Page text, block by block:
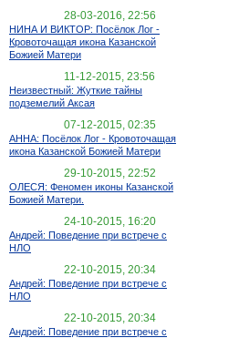
28-03-2016, 22:56
НИНА И ВИКТОР: Посёлок Лог -
Кровоточащая икона Казанской
Божией Матери
11-12-2015, 23:56
Неизвестный: Жуткие тайны
подземелий Аксая
07-12-2015, 02:35
АННА: Посёлок Лог - Кровоточащая
икона Казанской Божией Матери
29-10-2015, 22:52
ОЛЕСЯ: Феномен иконы Казанской
Божией Матери.
24-10-2015, 16:20
Андрей: Поведение при встрече с
НЛО
22-10-2015, 20:34
Андрей: Поведение при встрече с
НЛО
22-10-2015, 20:34
Андрей: Поведение при встрече с